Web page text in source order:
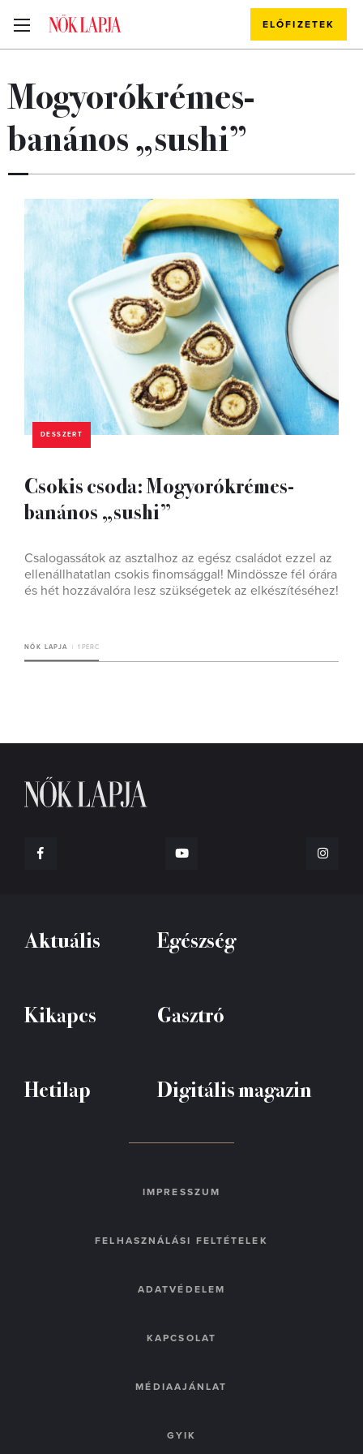
ELŐFIZETEK
Mogyorókrémes-
banános „sushi”
DESSZERT
Csokis csoda: Mogyorókrémes-
banános „sushi”
Csalogassátok az asztalhoz az egész családot ezzel az
ellenállhatatlan csokis finomsággal! Mindössze fél órára
és hét hozzávalóra lesz szükségetek az elkészítéséhez!
NŐK LAPJA 1 PERC
Aktuális Egészség
Kikapcs Gasztró
Hetilap Digitális magazin
IMPRESSZUM
FELHASZNÁLÁSI FELTÉTELEK
ADATVÉDELEM
KAPCSOLAT
MÉDIAAJÁNLAT
GYIK